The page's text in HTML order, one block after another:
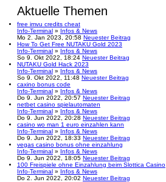
Aktuelle Themen
free imvu credits cheat
Info-Terminal » Infos & News
Mo 2. Jan 2023, 20:58 Neuester Beitrag
How To Get Free NUTAKU Gold 2023
Info-Terminal » Infos & News
So 9. Okt 2022, 18:24 Neuester Beitrag
NUTAKU Gold Hack 2023
Info-Terminal » Infos & News
So 9. Okt 2022, 11:48 Neuester Beitrag
caxino bonus code
Info-Terminal » Infos & News
Do 9. Jun 2022, 20:57 Neuester Beitrag
netbet casino spielautomaten
Info-Terminal » Infos & News
Do 9. Jun 2022, 20:28 Neuester Beitrag
casino wo man 1 euro einzahlen kann
Info-Terminal » Infos & News
Do 9. Jun 2022, 18:33 Neuester Beitrag
vegas casino bonus ohne einzahlung
Info-Terminal » Infos & News
Do 9. Jun 2022, 18:05 Neuester Beitrag
100 Freispiele ohne Einzahlung beim Slottica Casino
Info-Terminal » Infos & News
Do 2. Jun 2022, 20:02 Neuester Beitrag